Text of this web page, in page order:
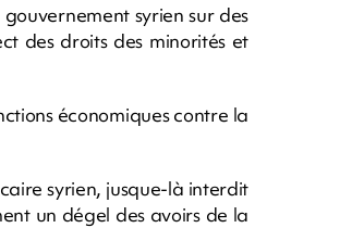
syrien sur des
des droits des minorités et
économiques contre la
syrien, jusque-là interdit
un dégel des avoirs de la